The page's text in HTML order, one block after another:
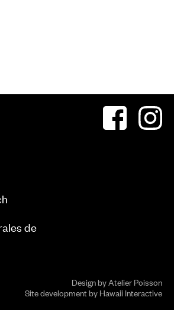
de
Design byAtelier Poisson
Site development byHawaii Interactive